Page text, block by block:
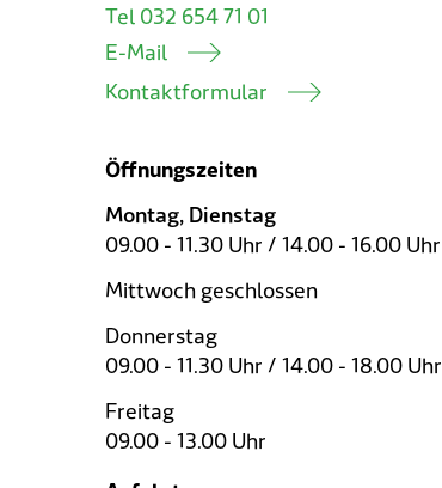
Tel 032 654 71 01
E-Mail
Kontaktformular
Öffnungszeiten
Montag, Dienstag
09.00 - 11.30 Uhr / 14.00 - 16.00 Uhr
Mittwoch geschlossen
Donnerstag
09.00 - 11.30 Uhr / 14.00 - 18.00 Uhr
Freitag
09.00 - 13.00 Uhr